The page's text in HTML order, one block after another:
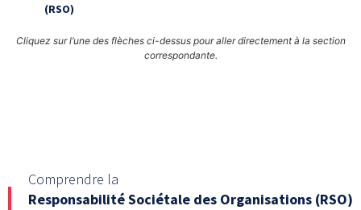
(RSO)
Cliquez sur l’une des flèches ci-dessus pour aller directement à la section
correspondante.
Comprendre la
Responsabilité Sociétale des Organisations (RSO)